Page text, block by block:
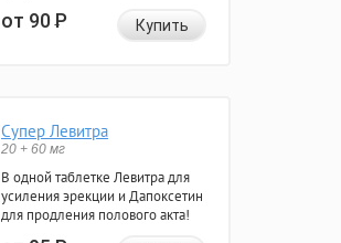
от 90Р Купить
Супер Левитра
20 + 60 мг
В одной таблетке Левитра для
усиления эрекции и Дапоксетин
для продления полового акта!